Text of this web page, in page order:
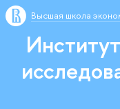
Высшая школа